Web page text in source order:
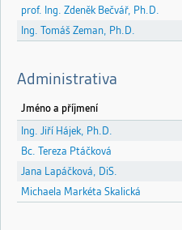
prof. Ing. Zdeněk Bečvář, Ph.D.
Ing. Tomáš Zeman, Ph.D.
Administrativa
Jméno a příjmení
Ing. Jiří Hájek, Ph.D.
Bc. Tereza Ptáčková
Jana Lapáčková, DiS.
Michaela Markéta Skalická